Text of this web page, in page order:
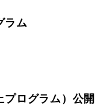
ラム
ログラム）公開